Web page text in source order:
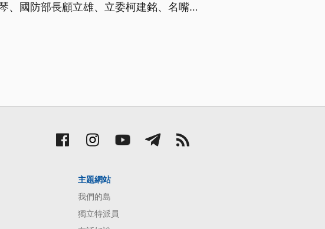
、國防部長顧立雄、立委柯建銘、名嘴等
事合作。
主題網站
我們的島
獨立特派員